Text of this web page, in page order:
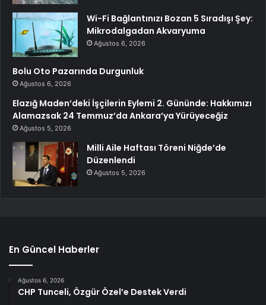
Wi-Fi Bağlantınızı Bozan 5 Sıradışı Şey:
Mikrodalgadan Akvaryuma
Ağustos 6, 2026
Bolu Oto Pazarında Durgunluk
Ağustos 6, 2026
Elazığ Maden’deki İşçilerin Eylemi 2. Gününde: Hakkımızı
Alamazsak 24 Temmuz’da Ankara’ya Yürüyeceğiz
Ağustos 5, 2026
Milli Aile Haftası Töreni Niğde’de
Düzenlendi
Ağustos 5, 2026
En Güncel Haberler
Ağustos 6, 2026
CHP Tunceli, Özgür Özel’e Destek Verdi